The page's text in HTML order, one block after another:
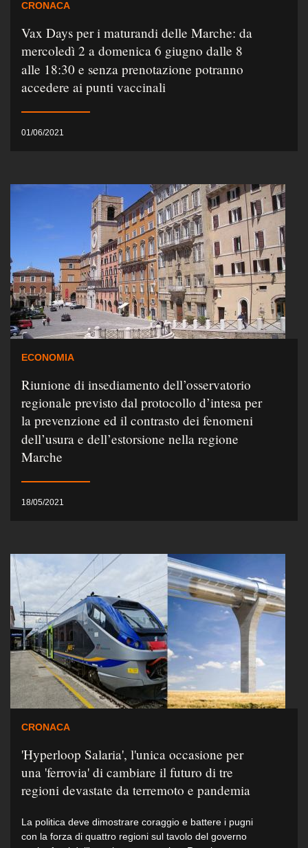
CRONACA
Vax Days per i maturandi delle Marche: da
mercoledì 2 a domenica 6 giugno dalle 8
alle 18:30 e senza prenotazione potranno
accedere ai punti vaccinali
01/06/2021
ECONOMIA
Riunione di insediamento dell’osservatorio
regionale previsto dal protocollo d’intesa per
la prevenzione ed il contrasto dei fenomeni
dell’usura e dell’estorsione nella regione
Marche
18/05/2021
CRONACA
'Hyperloop Salaria', l'unica occasione per
una 'ferrovia' di cambiare il futuro di tre
regioni devastate da terremoto e pandemia
La politica deve dimostrare coraggio e battere i pugni
con la forza di quattro regioni sul tavolo del governo